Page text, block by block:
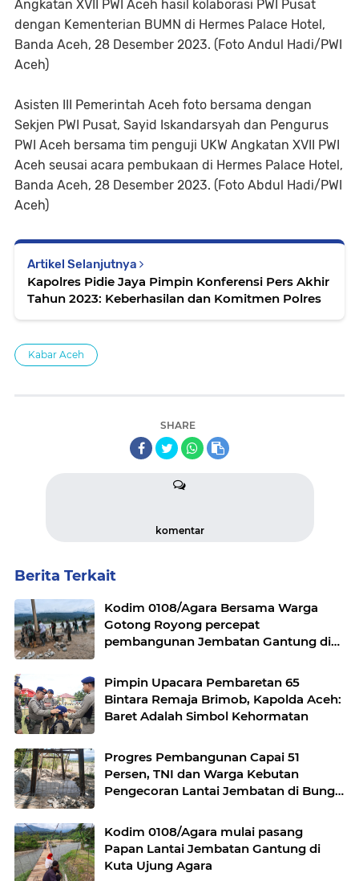
Angkatan XVII PWI Aceh hasil kolaborasi PWI Pusat
dengan Kementerian BUMN di Hermes Palace Hotel,
Banda Aceh, 28 Desember 2023. (Foto Andul Hadi/PWI
Aceh)
Asisten III Pemerintah Aceh foto bersama dengan
Sekjen PWI Pusat, Sayid Iskandarsyah dan Pengurus
PWI Aceh bersama tim penguji UKW Angkatan XVII PWI
Aceh seusai acara pembukaan di Hermes Palace Hotel,
Banda Aceh, 28 Desember 2023. (Foto Abdul Hadi/PWI
Aceh)
Artikel Selanjutnya
Kapolres Pidie Jaya Pimpin Konferensi Pers Akhir
Tahun 2023: Keberhasilan dan Komitmen Polres
Kabar Aceh
SHARE
komentar
Berita Terkait
Kodim 0108/Agara Bersama Warga
Gotong Royong percepat
pembangunan Jembatan Gantung di
Pimpin Upacara Pembaretan 65
Bintara Remaja Brimob, Kapolda Aceh:
Baret Adalah Simbol Kehormatan
Progres Pembangunan Capai 51
Persen, TNI dan Warga Kebutan
Pengecoran Lantai Jembatan di Bunga
Kodim 0108/Agara mulai pasang
Papan Lantai Jembatan Gantung di
Kuta Ujung Agara